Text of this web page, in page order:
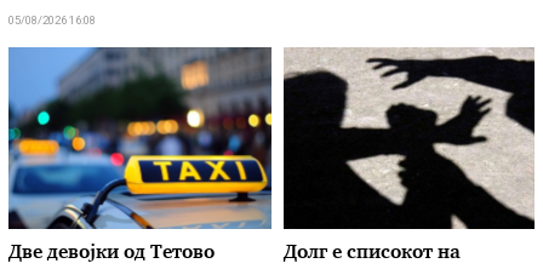
05/08/2026 16:08
Две девојки од Тетово
Долг е списокот на